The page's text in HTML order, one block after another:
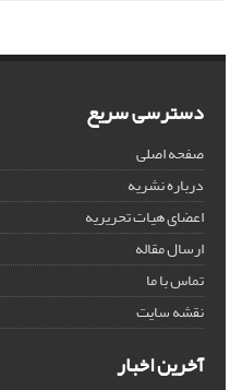
دسترسی سریع
صفحه اصلی
درباره نشریه
اعضای هیات تحریریه
ارسال مقاله
تماس با ما
نقشه سایت
آخرین اخبار